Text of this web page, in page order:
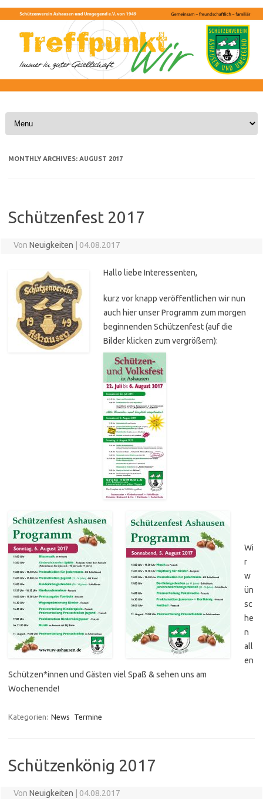
Skip to content
MONTHLY ARCHIVES: AUGUST 2017
Schützenfest 2017
Von Neuigkeiten 04.08.2017
Hallo liebe Interessenten,
kurz vor knapp veröffentlichen wir nun
auch hier unser Programm zum morgen
beginnenden Schützenfest (auf die
Bilder klicken zum vergrößern):
Wi
r
w
ün
sc
he
n
all
en
Schützen*innen und Gästen viel Spaß & sehen uns am
Wochenende!
Kategorien: News Termine
Schützenkönig 2017
Von Neuigkeiten 04.08.2017